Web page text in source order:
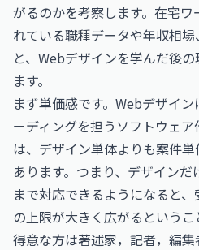
がるのかを考察します。在宅
れている職種データや年収相
と、Webデザインを学んだ後
ます。
まず単価感です。Webデザイ
ーディングを担う ソフトウェ
は、デザイン単体よりも案件
あります。つまり、デザイン
まで対応できるようになると
の上限が大きく広がるという
得意な方は著述家，記者，編